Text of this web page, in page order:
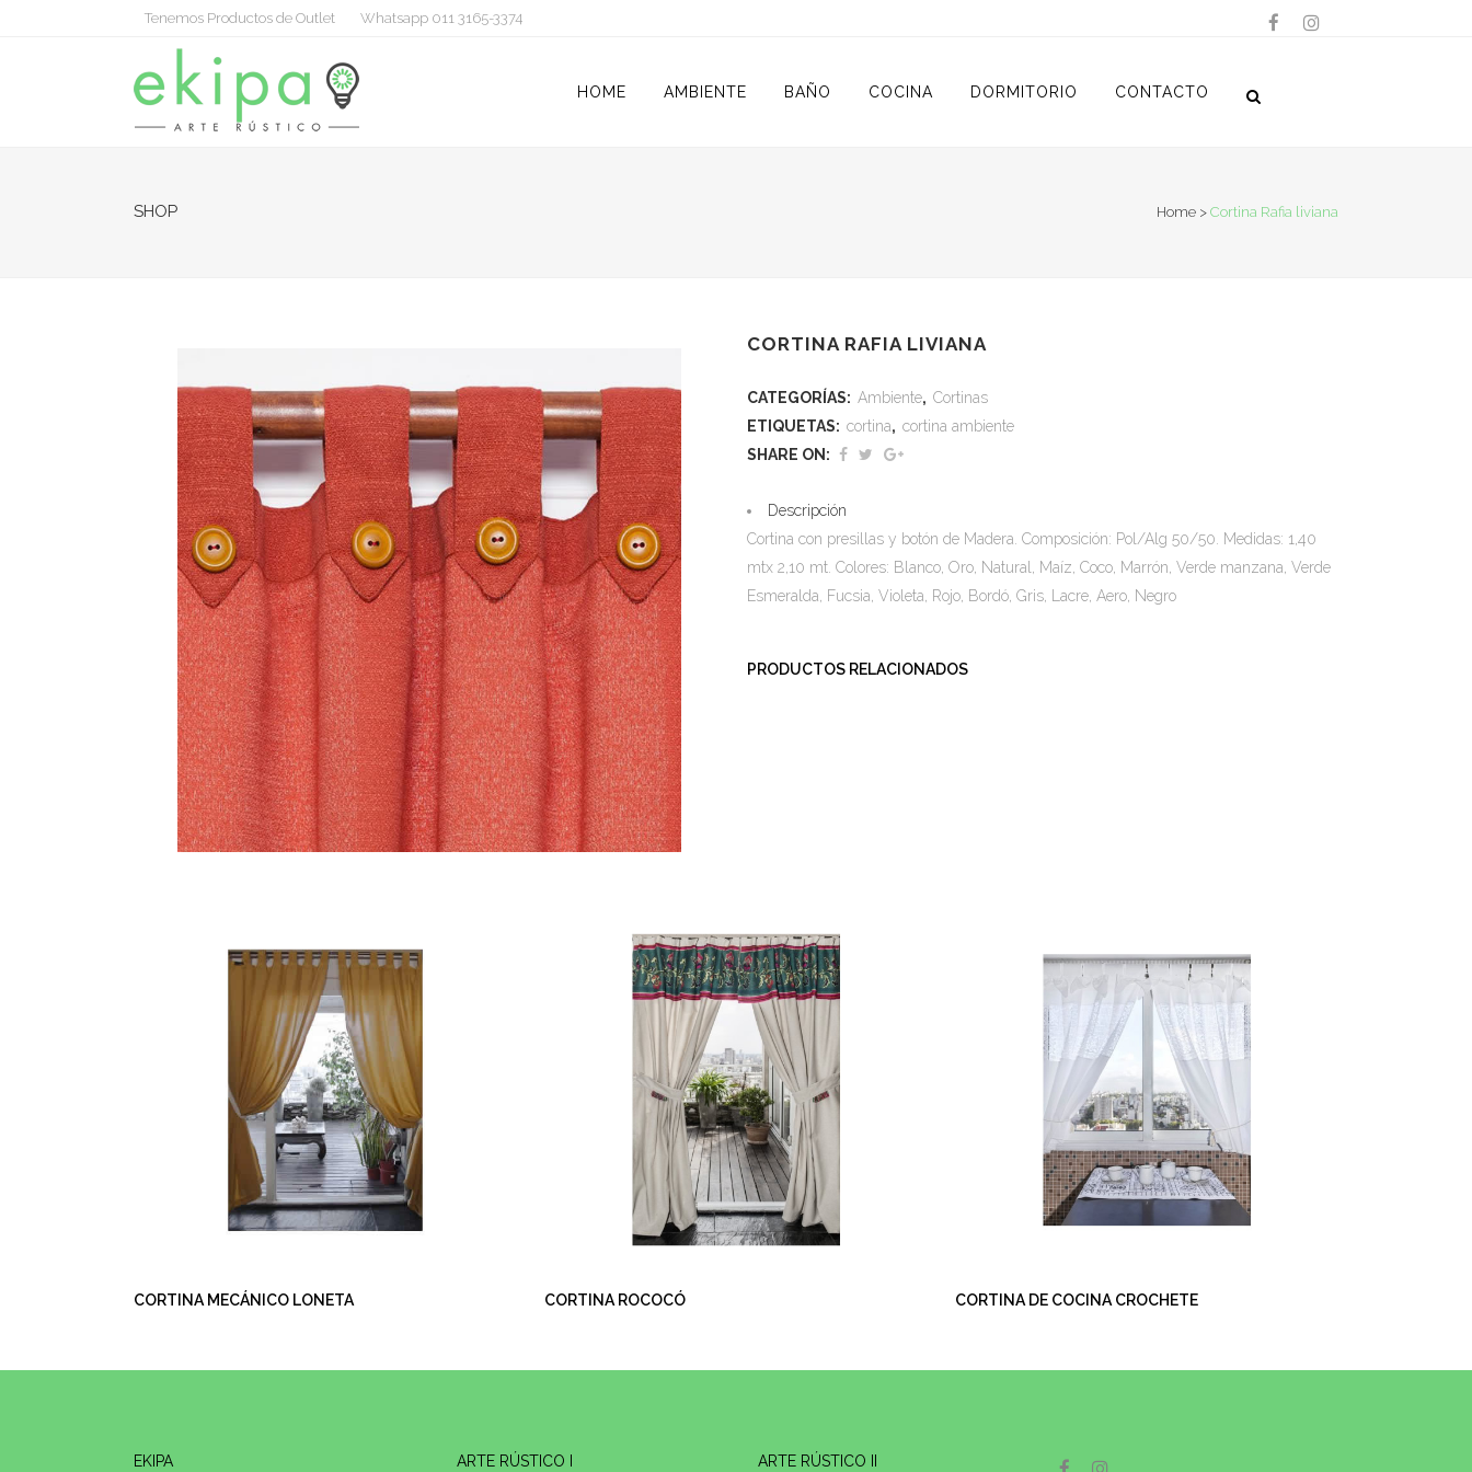
Tenemos Productos de Outlet Whatsapp 011 3165-3374
HOME AMBIENTE BAÑO COCINA DORMITORIO CONTACTO
SHOP Home > Cortina Rafia liviana
CORTINA RAFIA LIVIANA
CATEGORÍAS: Ambiente, Cortinas
ETIQUETAS: cortina, cortina ambiente
SHARE ON:
Descripción
Cortina con presillas y botón de Madera. Composición: Pol/Alg 50/50. Medidas: 1,40
mtx 2,10 mt. Colores: Blanco, Oro, Natural, Maíz, Coco, Marrón, Verde manzana, Verde
Esmeralda, Fucsia, Violeta, Rojo, Bordó, Gris, Lacre, Aero, Negro
PRODUCTOS RELACIONADOS
CORTINA MECÁNICO LONETA CORTINA ROCOCÓ CORTINA DE COCINA CROCHETE
EKIPA ARTE RÚSTICO I ARTE RÚSTICO II